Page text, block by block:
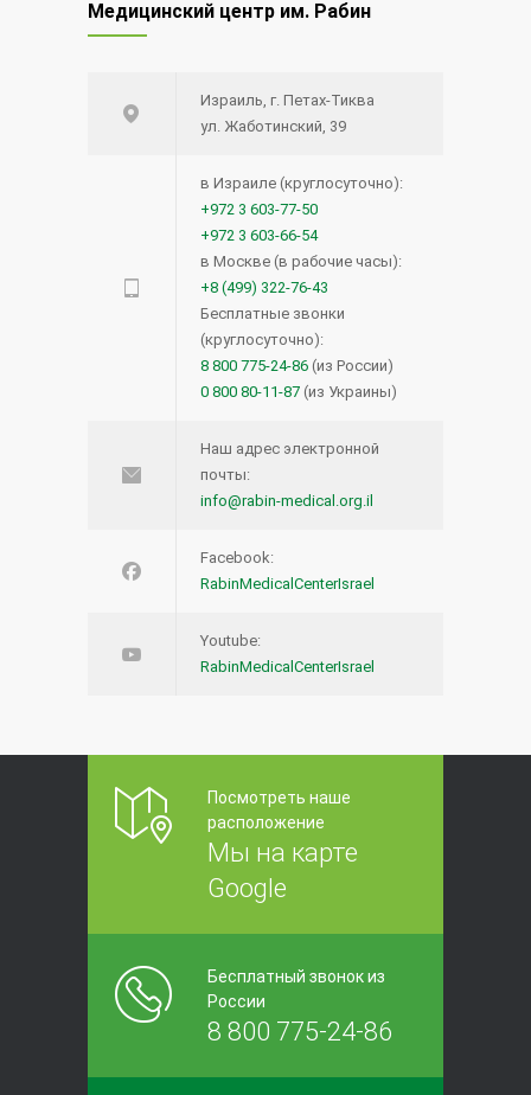
Медицинский центр им. Рабин
Израиль, г. Петах-Тиква
ул. Жаботинский, 39
в Израиле (круглосуточно):
+972 3 603-77-50
+972 3 603-66-54
в Москве (в рабочие часы):
+8 (499) 322-76-43
Бесплатные звонки
(круглосуточно):
8 800 775-24-86 (из России)
0 800 80-11-87 (из Украины)
Наш адрес электронной
почты:
info@rabin-medical.org.il
Facebook:
RabinMedicalCenterIsrael
Youtube:
RabinMedicalCenterIsrael
Посмотреть наше
расположение
Мы на карте
Google
Бесплатный звонок из
России
8 800 775-24-86